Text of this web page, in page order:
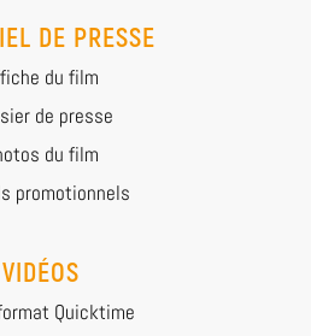
DE PRESSE
du film
de presse
du film
promotionnels
VIDÉOS
Quicktime